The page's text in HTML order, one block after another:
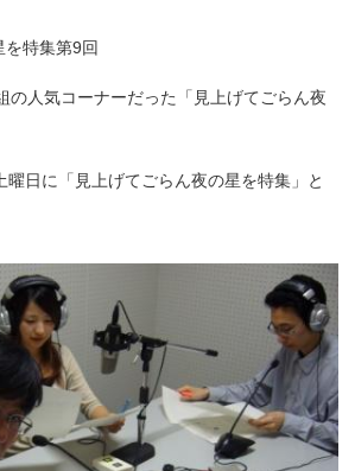
を特集第9回
の人気コーナーだった「見上げてごらん夜
日に「見上げてごらん夜の星を特集」と